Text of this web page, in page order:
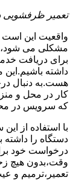
تعمیر ظرفشویی
واقعیت این
مشکلی می
برای دریافت
داشته باشیم.این
هست.به دنبال
کار در محل و
که سرویس در
با استفاده از
دستگاه را داشته
درخواست خود
وقت،بدون هیچ
تعمیر،ترمیم و